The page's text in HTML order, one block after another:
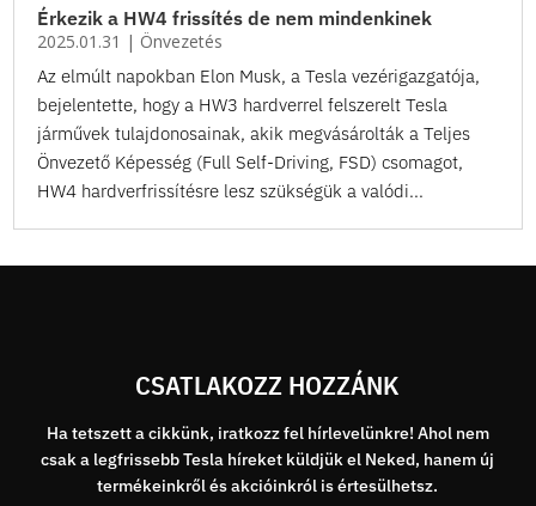
Érkezik a HW4 frissítés de nem mindenkinek
2025.01.31 | Önvezetés
Az elmúlt napokban Elon Musk, a Tesla vezérigazgatója,
bejelentette, hogy a HW3 hardverrel felszerelt Tesla
járművek tulajdonosainak, akik megvásárolták a Teljes
Önvezető Képesség (Full Self-Driving, FSD) csomagot,
HW4 hardverfrissítésre lesz szükségük a valódi...
CSATLAKOZZ HOZZÁNK
Ha tetszett a cikkünk, iratkozz fel hírlevelünkre! Ahol nem
csak a legfrissebb Tesla híreket küldjük el Neked, hanem új
termékeinkről és akcióinkról is értesülhetsz.